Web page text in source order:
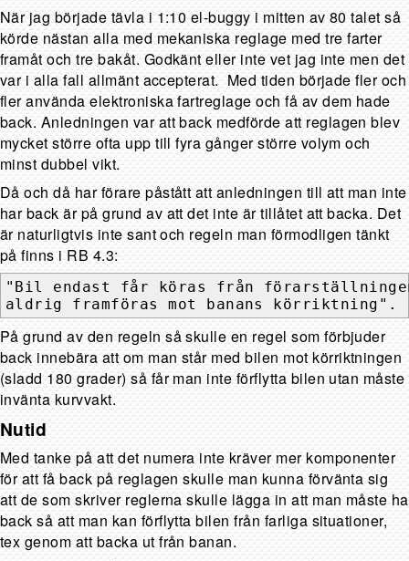
När jag började tävla i 1:10 el-buggy i mitten av 80 talet så
körde nästan alla med mekaniska reglage med tre farter
framåt och tre bakåt. Godkänt eller inte vet jag inte men det
var i alla fall allmänt accepterat. Med tiden började fler och
fler använda elektroniska fartreglage och få av dem hade
back. Anledningen var att back medförde att reglagen blev
mycket större ofta upp till fyra gånger större volym och
minst dubbel vikt.
Då och då har förare påstått att anledningen till att man inte
har back är på grund av att det inte är tillåtet att backa. Det
är naturligtvis inte sant och regeln man förmodligen tänkt
på finns i RB 4.3:
"Bil endast får köras från
aldrig framföras mot banans körriktning".
På grund av den regeln så skulle en regel som förbjuder
back innebära att om man står med bilen mot körriktningen
(sladd 180 grader) så får man inte förflytta bilen utan måste
invänta kurvvakt.
Nutid
Med tanke på att det numera inte kräver mer komponenter
för att få back på reglagen skulle man kunna förvänta sig
att de som skriver reglerna skulle lägga in att man måste ha
back så att man kan förflytta bilen från farliga situationer,
tex genom att backa ut från banan.